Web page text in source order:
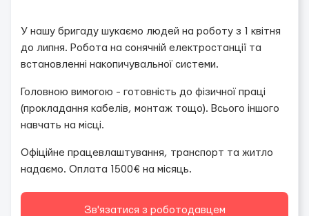
У нашу бригаду шукаємо людей на роботу з 1 квітня
до липня. Робота на сонячній електростанції та
встановленні накопичувальної системи.
Головною вимогою - готовність до фізичної праці
(прокладання кабелів, монтаж тощо). Всього іншого
навчать на місці.
Офіційне працевлаштування, транспорт та житло
надаємо. Оплата 1500€ на місяць.
Зв'язатися з роботодавцем